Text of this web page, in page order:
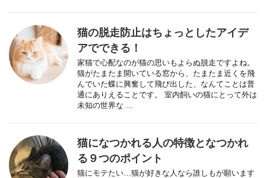
猫の脱走防止はちょっとしたアイデ
アでできる！
家猫で心配なのが猫の思いもよらぬ脱走ですよね。
猫がたまたま開いている窓から、たまたま近くを飛
んでいた蝶に興奮して飛び出した、なんてことは普
通にありえることです。 室内飼いの猫にとって外は
未知の世界な ...
猫になつかれる人の特徴となつかれ
る９つのポイント
猫にモテたい…猫が好きな人なら誰しもが願います